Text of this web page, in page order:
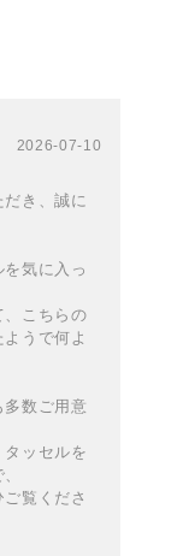
2026-07-10
き、誠に
気に入っ
こちらの
うで何よ
数ご用意
ッセルを
覧くださ